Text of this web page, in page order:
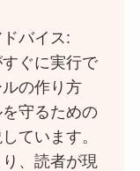
バイス:
ぐに実行で
の作り方
守るための
ています。
、読者が現